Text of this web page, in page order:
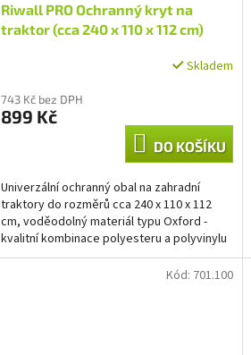
Riwall PRO Ochranný kryt na
traktor (cca 240 x 110 x 112 cm)
Skladem
743 Kč bez DPH
899 Kč
DO KOŠÍKU
Univerzální ochranný obal na zahradní
traktory do rozměrů cca 240 x 110 x 112
cm, voděodolný materiál typu Oxford -
kvalitní kombinace polyesteru a polyvinylu
Kód: 701.100